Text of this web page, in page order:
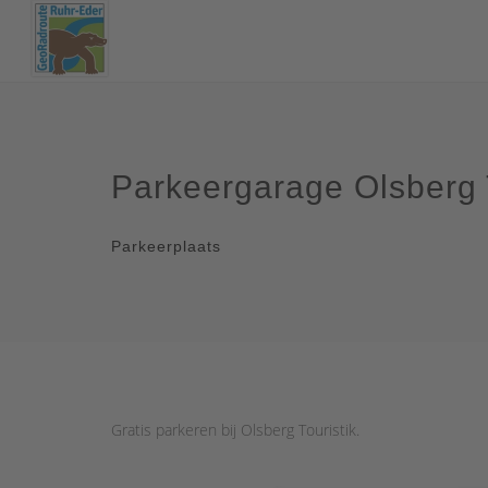
Parkeergarage Olsberg
Parkeerplaats
Gratis parkeren bij Olsberg Touristik.